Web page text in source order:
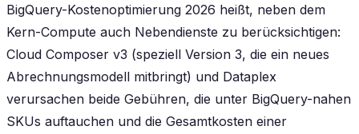
BigQuery-Kostenoptimierung 2026 heißt, neben dem
Kern-Compute auch Nebendienste zu berücksichtigen:
Cloud Composer v3 (speziell Version 3, die ein neues
Abrechnungsmodell mitbringt) und Dataplex
verursachen beide Gebühren, die unter BigQuery-nahen
SKUs auftauchen und die Gesamtkosten einer